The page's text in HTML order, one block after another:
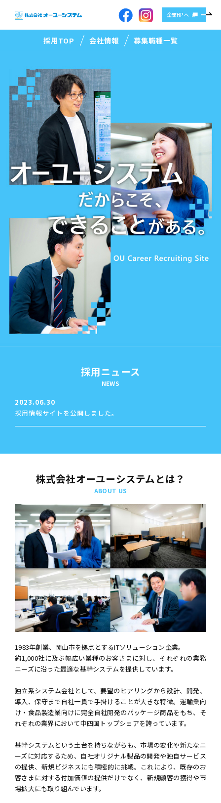
企業HPへ
採用TOP 会社情報 募集職種一覧
採用ニュース
NEWS
2023.06.30
採用情報サイトを公開しました。
株式会社オーユーシステムとは？
ABOUT US
1983年創業、岡山市を拠点とするITソリューション企業。
約1,000社に及ぶ幅広い業種のお客さまに対し、それぞれの業務
ニーズに沿った最適な基幹システムを提供しています。
独立系システム会社として、要望のヒアリングから設計、開発、
導入、保守まで自社一貫で手掛けることが大きな特徴。運輸業向
け・食品製造業向けに完全自社開発のパッケージ商品をもち、そ
れぞれの業界において中四国トップシェアを誇っています。
基幹システムという土台を持ちながらも、市場の変化や新たなニ
ーズに対応するため、自社オリジナル製品の開発や独自サービス
の提供、新規ビジネスにも積極的に挑戦。これにより、既存のお
客さまに対する付加価値の提供だけでなく、新規顧客の獲得や市
場拡大にも取り組んでいます。